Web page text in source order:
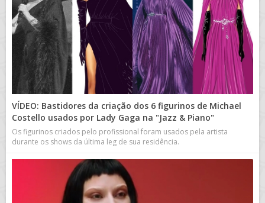
VÍDEO: Bastidores da criação dos 6 figurinos de Michael
Costello usados por Lady Gaga na "Jazz & Piano"
Os figurinos criados pelo profissional foram usados pela artista
durante os shows da última leg de sua residência.